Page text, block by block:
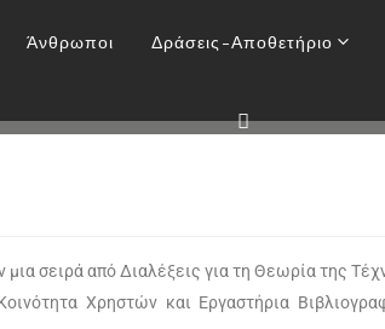
Άνθρωποι Δράσεις-Αποθετήριο
Δράσεις
σειρά από Διαλέξεις για τη Θεωρία της
Χρηστών και Εργαστήρια